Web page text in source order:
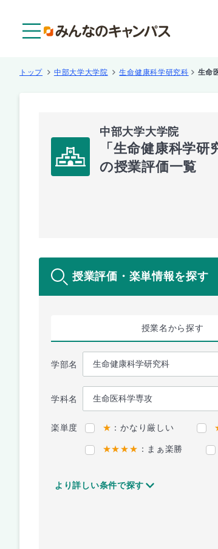
トップ 中部大学大学院 生命健康科学研究科 生命
中部大学大学院
「生命健康科学研
の授業評価一覧
授業評価・楽単情報を探す
授業名から探す
学部名
学科名
楽単度 ★ ：かなり厳しい
★★★★ ：まぁ楽勝
より詳しい条件で探す